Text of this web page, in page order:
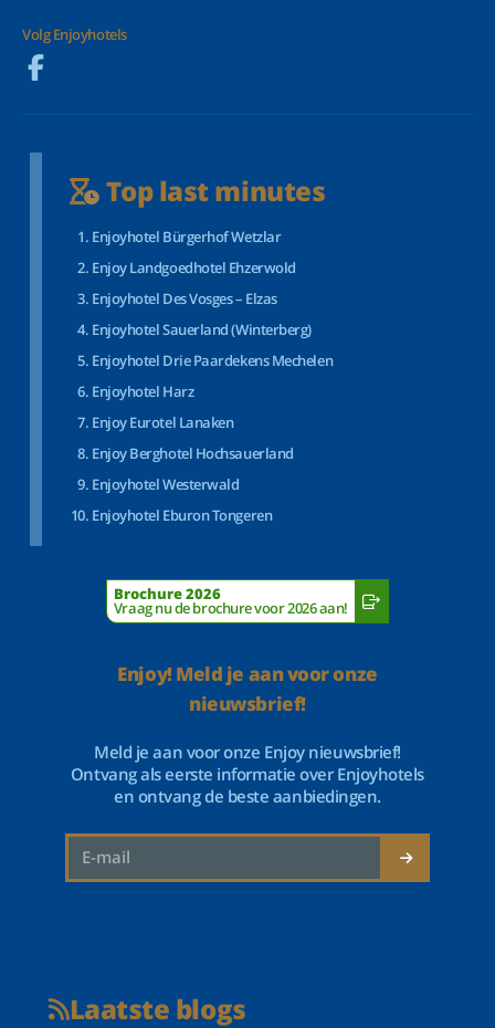
Volg Enjoyhotels
Top last minutes
Enjoyhotel Bürgerhof Wetzlar
Enjoy Landgoedhotel Ehzerwold
Enjoyhotel Des Vosges – Elzas
Enjoyhotel Sauerland (Winterberg)
Enjoyhotel Drie Paardekens Mechelen
Enjoyhotel Harz
Enjoy Eurotel Lanaken
Enjoy Berghotel Hochsauerland
Enjoyhotel Westerwald
Enjoyhotel Eburon Tongeren
Brochure 2026
Vraag nu de brochure voor 2026 aan!
Enjoy! Meld je aan voor onze
nieuwsbrief!
Meld je aan voor onze Enjoy nieuwsbrief!
Ontvang als eerste informatie over Enjoyhotels
en ontvang de beste aanbiedingen.
Laatste blogs